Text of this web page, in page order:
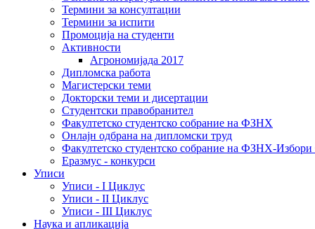
Термини за консултации
Термини за испити
Промоција на студенти
Активности
Агрономијада 2017
Дипломска работа
Магистерски теми
Докторски теми и дисертации
Студентски правобранител
Факултетско студентско собрание на ФЗНХ
Онлајн одбрана на дипломски труд
Факултетско студентско собрание на ФЗНХ-
Еразмус - конкурси
Уписи
Уписи - I Циклус
Уписи - II Циклус
Уписи - III Циклус
Наука и апликација